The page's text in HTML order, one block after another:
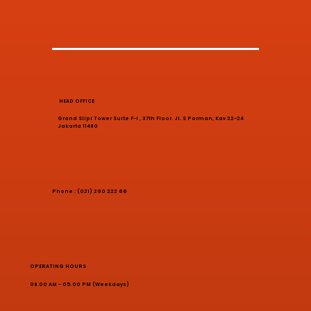
HEAD OFFICE
Grand Slipi Tower Suite F-I , 37th Floor. Jl. S Parman, Kav 22-24
Jakarta 11480
Phone : (021) 290 222 66
OPERATING HOURS
08.00 AM - 05.00 PM (Weekdays)